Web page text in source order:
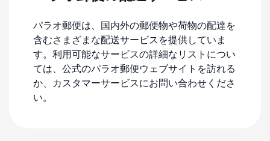
パラオ郵便は、国内外の郵便物や荷物の配達を
含むさまざまな配送サービスを提供していま
す。利用可能なサービスの詳細なリストについ
ては、公式のパラオ郵便ウェブサイトを訪れる
か、カスタマーサービスにお問い合わせくださ
い。